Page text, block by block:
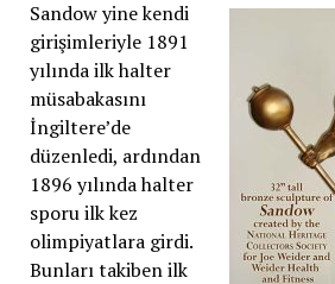
Sandow yine kendi
girişimleriyle 1891
yılında ilk halter
müsabakasını
İngiltere’de
düzenledi, ardından
1896 yılında halter
sporu ilk kez
olimpiyatlara girdi.
Bunları takiben ilk